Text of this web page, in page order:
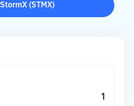
StormX (STMX)